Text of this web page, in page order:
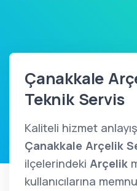
Çanakkale
Teknik Servis
Kaliteli hizmet
Çanakkale Arçelik
ilçelerindeki Arçelik
kullanıcılarına